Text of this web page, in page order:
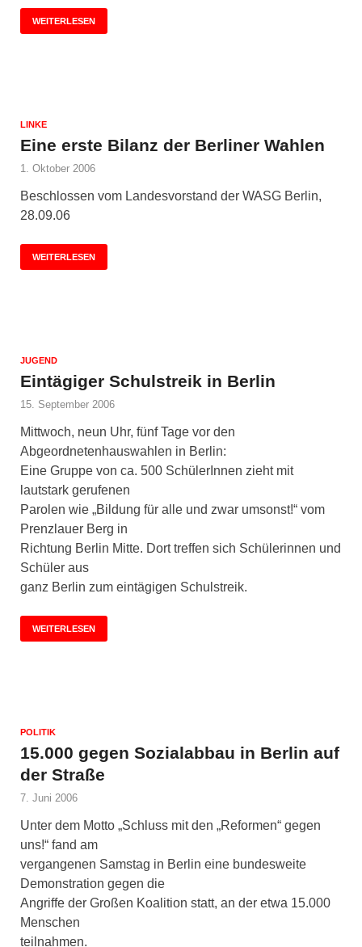
WEITERLESEN
LINKE
Eine erste Bilanz der Berliner Wahlen
1. Oktober 2006
Beschlossen vom Landesvorstand der WASG Berlin,
28.09.06
WEITERLESEN
JUGEND
Eintägiger Schulstreik in Berlin
15. September 2006
Mittwoch, neun Uhr, fünf Tage vor den
Abgeordnetenhauswahlen in Berlin:
Eine Gruppe von ca. 500 SchülerInnen zieht mit
lautstark gerufenen
Parolen wie „Bildung für alle und zwar umsonst!“ vom
Prenzlauer Berg in
Richtung Berlin Mitte. Dort treffen sich Schülerinnen und
Schüler aus
ganz Berlin zum eintägigen Schulstreik.
WEITERLESEN
POLITIK
15.000 gegen Sozialabbau in Berlin auf
der Straße
7. Juni 2006
Unter dem Motto „Schluss mit den „Reformen“ gegen
uns!“ fand am
vergangenen Samstag in Berlin eine bundesweite
Demonstration gegen die
Angriffe der Großen Koalition statt, an der etwa 15.000
Menschen
teilnahmen.